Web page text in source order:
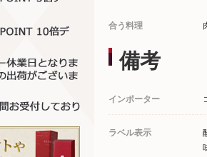
合う料理
備考
インポーター
ラベル表示